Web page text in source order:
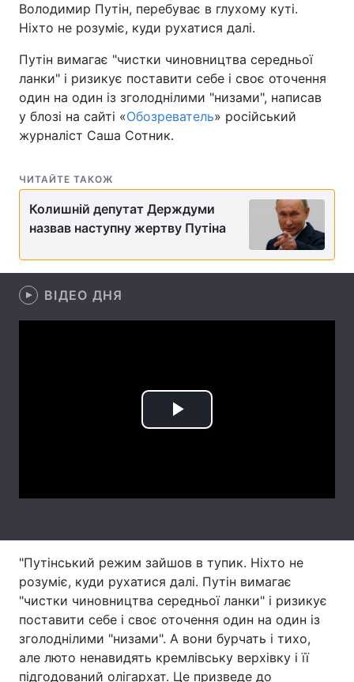
Україна Політика
Економіка Світ
Техно і зв'язок Лайт
Здоров'я Туризм
Цікавинки Погода
Екологія Регіони
Лонгріди
Володимир Путін, перебуває в глухому куті.
Ніхто не розуміє, куди рухатися далі.
Путін вимагає "чистки чиновництва середньої
ланки" і ризикує поставити себе і своє оточення
один на один із зголоднілими "низами", написав
у блозі на сайті «Обозреватель» російський
журналіст Саша Сотник.
ЧИТАЙТЕ ТАКОЖ
Колишній депутат Держдуми
назвав наступну жертву Путіна
ВІДЕО ДНЯ
Play
"Путінський режим зайшов в тупик. Ніхто не
розуміє, куди рухатися далі. Путін вимагає
"чистки чиновництва середньої ланки" і ризикує
поставити себе і своє оточення один на один із
зголоднілими "низами". А вони бурчать і тихо,
але люто ненавидять кремлівську верхівку і її
підгодований олігархат. Це призведе до